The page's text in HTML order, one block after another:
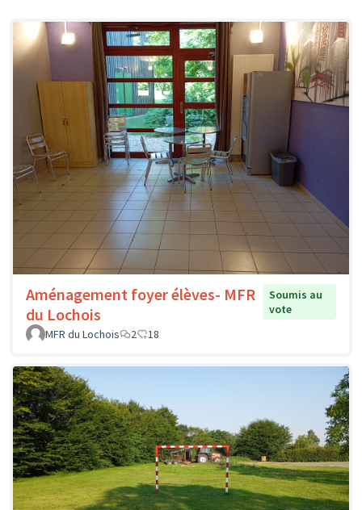
Aménagement foyer élèves- MFR
du Lochois
Soumis au
vote
MFR du Lochois
2 18